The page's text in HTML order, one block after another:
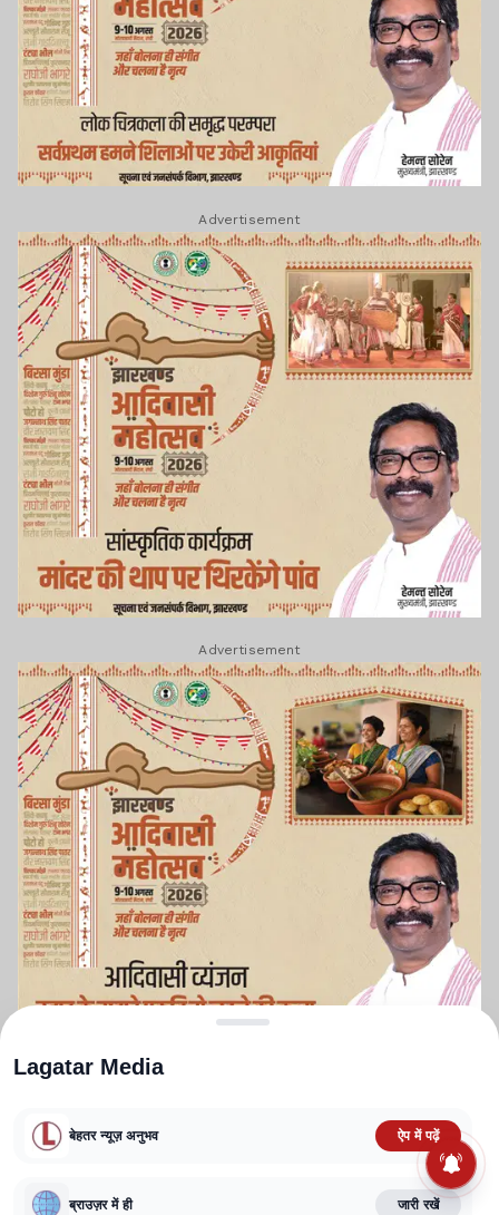
Advertisement
Advertisement
TERMS AND CONDITIONS
CORRECTIONS POLICY
FACT CHECKING POLICY
Lagatar Media
बेहतर न्यूज़ अनुभव ऐप में पढ़ें
ब्राउज़र में ही जारी रखें